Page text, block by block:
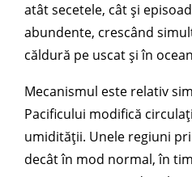
atât secetele, cât și
abundente, crescând
căldură pe uscat și în
Mecanismul este relativ
Pacificului modifică
umidității. Unele regiuni
decât în mod normal, în